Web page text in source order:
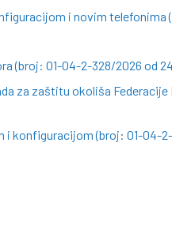
i novim telefonima
(broj: 01-04-2-328/2026 od
za zaštitu okoliša
i konfiguracijom (broj: 01-04-